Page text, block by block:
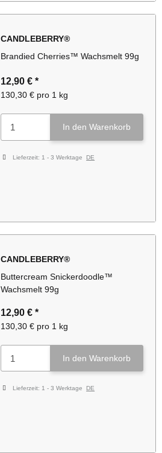
CANDLEBERRY®
Brandied Cherries™ Wachsmelt 99g
12,90 € *
130,30 € pro 1 kg
In den Warenkorb
Lieferzeit: 1 - 3 Werktage DE
CANDLEBERRY®
Buttercream Snickerdoodle™
Wachsmelt 99g
12,90 € *
130,30 € pro 1 kg
In den Warenkorb
Lieferzeit: 1 - 3 Werktage DE